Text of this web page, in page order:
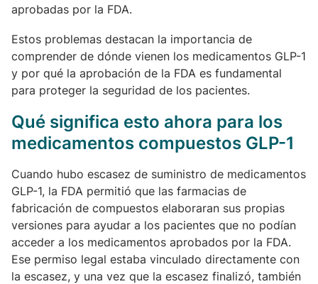
aprobadas por la FDA.
Estos problemas destacan la importancia de
comprender de dónde vienen los medicamentos GLP-1
y por qué la aprobación de la FDA es fundamental
para proteger la seguridad de los pacientes.
Qué significa esto ahora para los
medicamentos compuestos GLP-1
Cuando hubo escasez de suministro de medicamentos
GLP-1, la FDA permitió que las farmacias de
fabricación de compuestos elaboraran sus propias
versiones para ayudar a los pacientes que no podían
acceder a los medicamentos aprobados por la FDA.
Ese permiso legal estaba vinculado directamente con
la escasez, y una vez que la escasez finalizó, también